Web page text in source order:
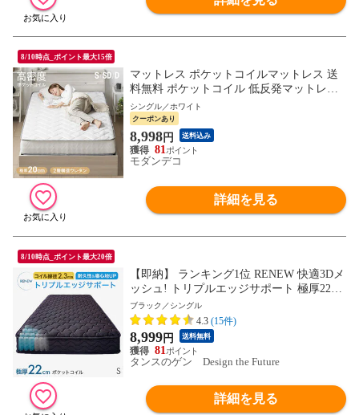
8/10時点_ポイント最大15倍
マットレス ポケットコイルマットレス 送
料無料 ポケットコイル 低反発マットレス
低反発 ベッドマットレス シングルマット
レス セミダブルマットレス ダブルマット
レス シングル セミダブル ダブル 厚さ20c
m【シングル／ホワイト】小型商品(佐川)
シングル／ホワイト
クーポンあり
8,998円 送料込み
81
モダンデコ
詳細を見る
8/10時点_ポイント最大20倍
【即納】 ランキング1位 RENEW 快適3Dメ
ッシュ! トリプルエッジサポート 極厚22cm
ポケットコイル マットレス シングル 線径
2.3mm シックハウス対策済 ニット生地 ス
プリングマット ベッドマット 1780000683A
〔ブラック〕
ブラック／シングル
4.3 (15件)
8,999円 送料無料
81
タンスのゲン Design the Future
詳細を見る